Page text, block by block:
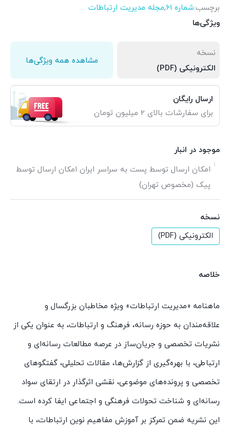
برچسب:شماره 61 ,مجله مدیریت ارتباطات
ویژگی‌ها
نسخه
الکترونیکی (PDF)
مشاهده همه ویژگی‌ها
ارسال رایگان
برای سفارشات بالای 2 میلیون تومان
موجود در انبار
امکان ارسال توسط پست به سراسر ایران امکان ارسال توسط
پیک (مخصوص تهران)
نسخه
الکترونیکی (PDF)
خلاصه
ماهنامه «مدیریت ارتباطات» ویژه مخاطبان بزرگسال و
علاقه‌مندان به حوزه رسانه، فرهنگ و ارتباطات، به عنوان یکی از
نشریات تخصصی و جریان‌ساز در عرصه مطالعات رسانه‌ای و
ارتباطی، با بهره‌گیری از گزارش‌ها، مقالات تحلیلی، گفتگوهای
تخصصی و پرونده‌های موضوعی، نقشی اثرگذار در ارتقای سواد
رسانه‌ای و شناخت تحولات فرهنگی و اجتماعی ایفا کرده است.
این نشریه ضمن تمرکز بر آموزش مفاهیم نوین ارتباطات، با